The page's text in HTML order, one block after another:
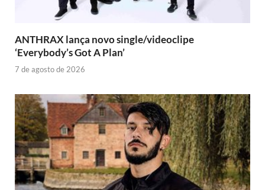
ANTHRAX lança novo single/videoclipe
‘Everybody’s Got A Plan’
7 de agosto de 2026